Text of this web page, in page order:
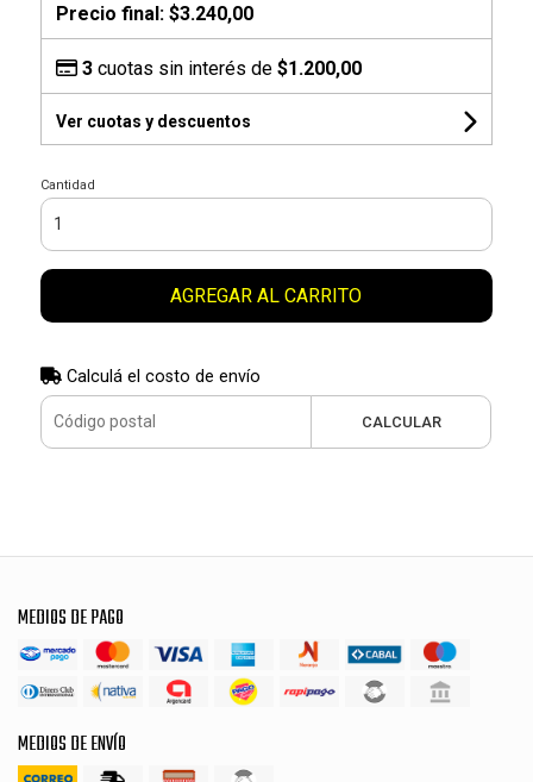
Precio final: $3.240,00
3cuotas sin interés de $1.200,00
Ver cuotas y descuentos
Cantidad
AGREGAR AL CARRITO
Calculá el costo de envío
CALCULAR
MEDIOS DE PAGO
MEDIOS DE ENVÍO